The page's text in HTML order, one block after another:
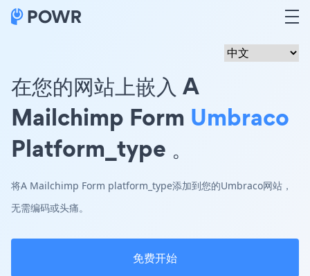
在您的网站上嵌入 A
Mailchimp Form Umbraco
Platform_type 。
将A Mailchimp Form platform_type添加到您的Umbraco网站，
无需编码或头痛。
免费开始